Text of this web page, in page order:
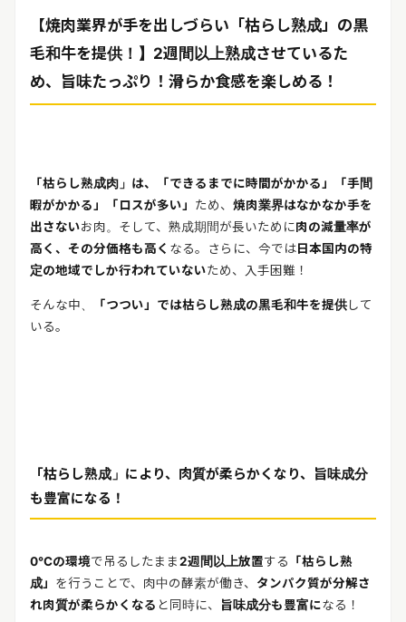
【焼肉業界が手を出しづらい「枯らし熟成」の黒
毛和牛を提供！】2週間以上熟成させているた
め、旨味たっぷり！滑らか食感を楽しめる！
「枯らし熟成肉」は、「できるまでに時間がかかる」「手間
暇がかかる」「ロスが多い」 ため、 焼肉業界はなかなか手を
出さないお肉。そして、熟成期間が長いために肉の減量率が
高く、その分価格も高く なる。さらに、今では日本国内の特
定の地域でしか行われていないため、入手困難！
そんな中、 「つつい」では枯らし熟成の黒毛和牛を提供して
いる。
「枯らし熟成」により、肉質が柔らかくなり、旨味成分
も豊富になる！
0℃の環境で吊るしたまま2週間以上放置する
「枯らし熟
成」 を行うことで、肉中の酵素が働き、 タンパク質が分解さ
れ肉質が柔らかくなる と同時に、 旨味成分も豊富になる！